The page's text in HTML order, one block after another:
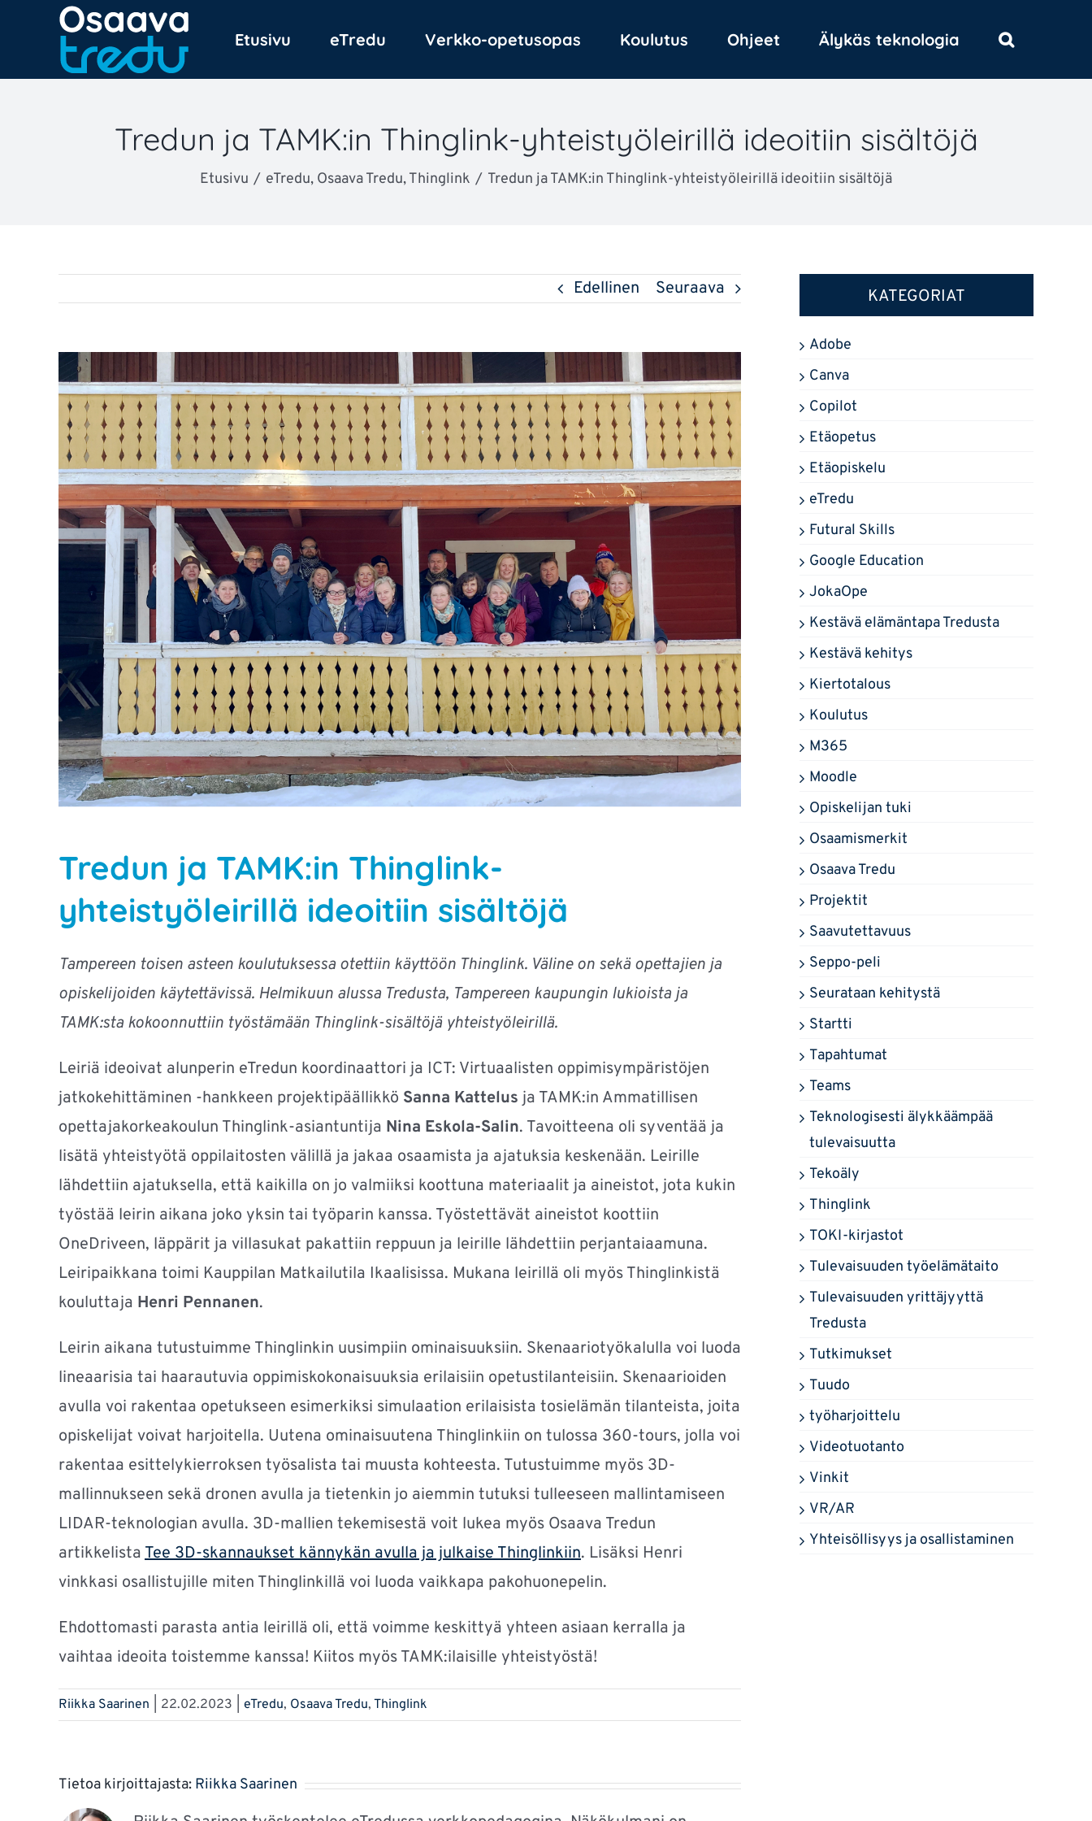
Etusivu eTredu Verkko-opetusopas Koulutus Ohjeet Älykäs teknologia
Tredun ja TAMK:in Thinglink-yhteistyöleirillä ideoitiin sisältöjä
Etusivu eTredu Osaava Tredu Thinglink Tredun ja TAMK:in Thinglink-yhteistyöleirillä ideoitiin sisältöjä
Edellinen Seuraava
Katso
kuvaa
isompana
Tredun ja TAMK:in Thinglink-
yhteistyöleirillä ideoitiin sisältöjä
Tampereen toisen asteen koulutuksessa otettiin käyttöön Thinglink. Väline on sekä opettajien ja
opiskelijoiden käytettävissä. Helmikuun alussa Tredusta, Tampereen kaupungin lukioista ja
TAMK:sta kokoonnuttiin työstämään Thinglink-sisältöjä yhteistyöleirillä.
Leiriä ideoivat alunperin eTredun koordinaattori ja ICT: Virtuaalisten oppimisympäristöjen
jatkokehittäminen -hankkeen projektipäällikkö Sanna Kattelus ja TAMK:in Ammatillisen
opettajakorkeakoulun Thinglink-asiantuntija Nina Eskola-Salin. Tavoitteena oli syventää ja
lisätä yhteistyötä oppilaitosten välillä ja jakaa osaamista ja ajatuksia keskenään. Leirille
lähdettiin ajatuksella, että kaikilla on jo valmiiksi koottuna materiaalit ja aineistot, jota kukin
työstää leirin aikana joko yksin tai työparin kanssa. Työstettävät aineistot koottiin
OneDriveen, läppärit ja villasukat pakattiin reppuun ja leirille lähdettiin perjantaiaamuna.
Leiripaikkana toimi Kauppilan Matkailutila Ikaalisissa. Mukana leirillä oli myös Thinglinkistä
kouluttaja Henri Pennanen.
Leirin aikana tutustuimme Thinglinkin uusimpiin ominaisuuksiin. Skenaariotyökalulla voi luoda
lineaarisia tai haarautuvia oppimiskokonaisuuksia erilaisiin opetustilanteisiin. Skenaarioiden
avulla voi rakentaa opetukseen esimerkiksi simulaation erilaisista tosielämän tilanteista, joita
opiskelijat voivat harjoitella. Uutena ominaisuutena Thinglinkiin on tulossa 360-tours, jolla voi
rakentaa esittelykierroksen työsalista tai muusta kohteesta. Tutustuimme myös 3D-
mallinnukseen sekä dronen avulla ja tietenkin jo aiemmin tutuksi tulleeseen mallintamiseen
LIDAR-teknologian avulla. 3D-mallien tekemisestä voit lukea myös Osaava Tredun
artikkelistaTee 3D-skannaukset kännykän avulla ja julkaise Thinglinkiin. Lisäksi Henri
vinkkasi osallistujille miten Thinglinkillä voi luoda vaikkapa pakohuonepelin.
Ehdottomasti parasta antia leirillä oli, että voimme keskittyä yhteen asiaan kerralla ja
vaihtaa ideoita toistemme kanssa! Kiitos myös TAMK:ilaisille yhteistyöstä!
Riikka Saarinen 22.02.2023 eTredu, Osaava Tredu, Thinglink
Tietoa kirjoittajasta: Riikka Saarinen
KATEGORIAT
Adobe
Canva
Copilot
Etäopetus
Etäopiskelu
eTredu
Futural Skills
Google Education
JokaOpe
Kestävä elämäntapa Tredusta
Kestävä kehitys
Kiertotalous
Koulutus
M365
Moodle
Opiskelijan tuki
Osaamismerkit
Osaava Tredu
Projektit
Saavutettavuus
Seppo-peli
Seurataan kehitystä
Startti
Tapahtumat
Teams
Teknologisesti älykkäämpää
tulevaisuutta
Tekoäly
Thinglink
TOKI-kirjastot
Tulevaisuuden työelämätaito
Tulevaisuuden yrittäjyyttä
Tredusta
Tutkimukset
Tuudo
työharjoittelu
Videotuotanto
Vinkit
VR/AR
Yhteisöllisyys ja osallistaminen